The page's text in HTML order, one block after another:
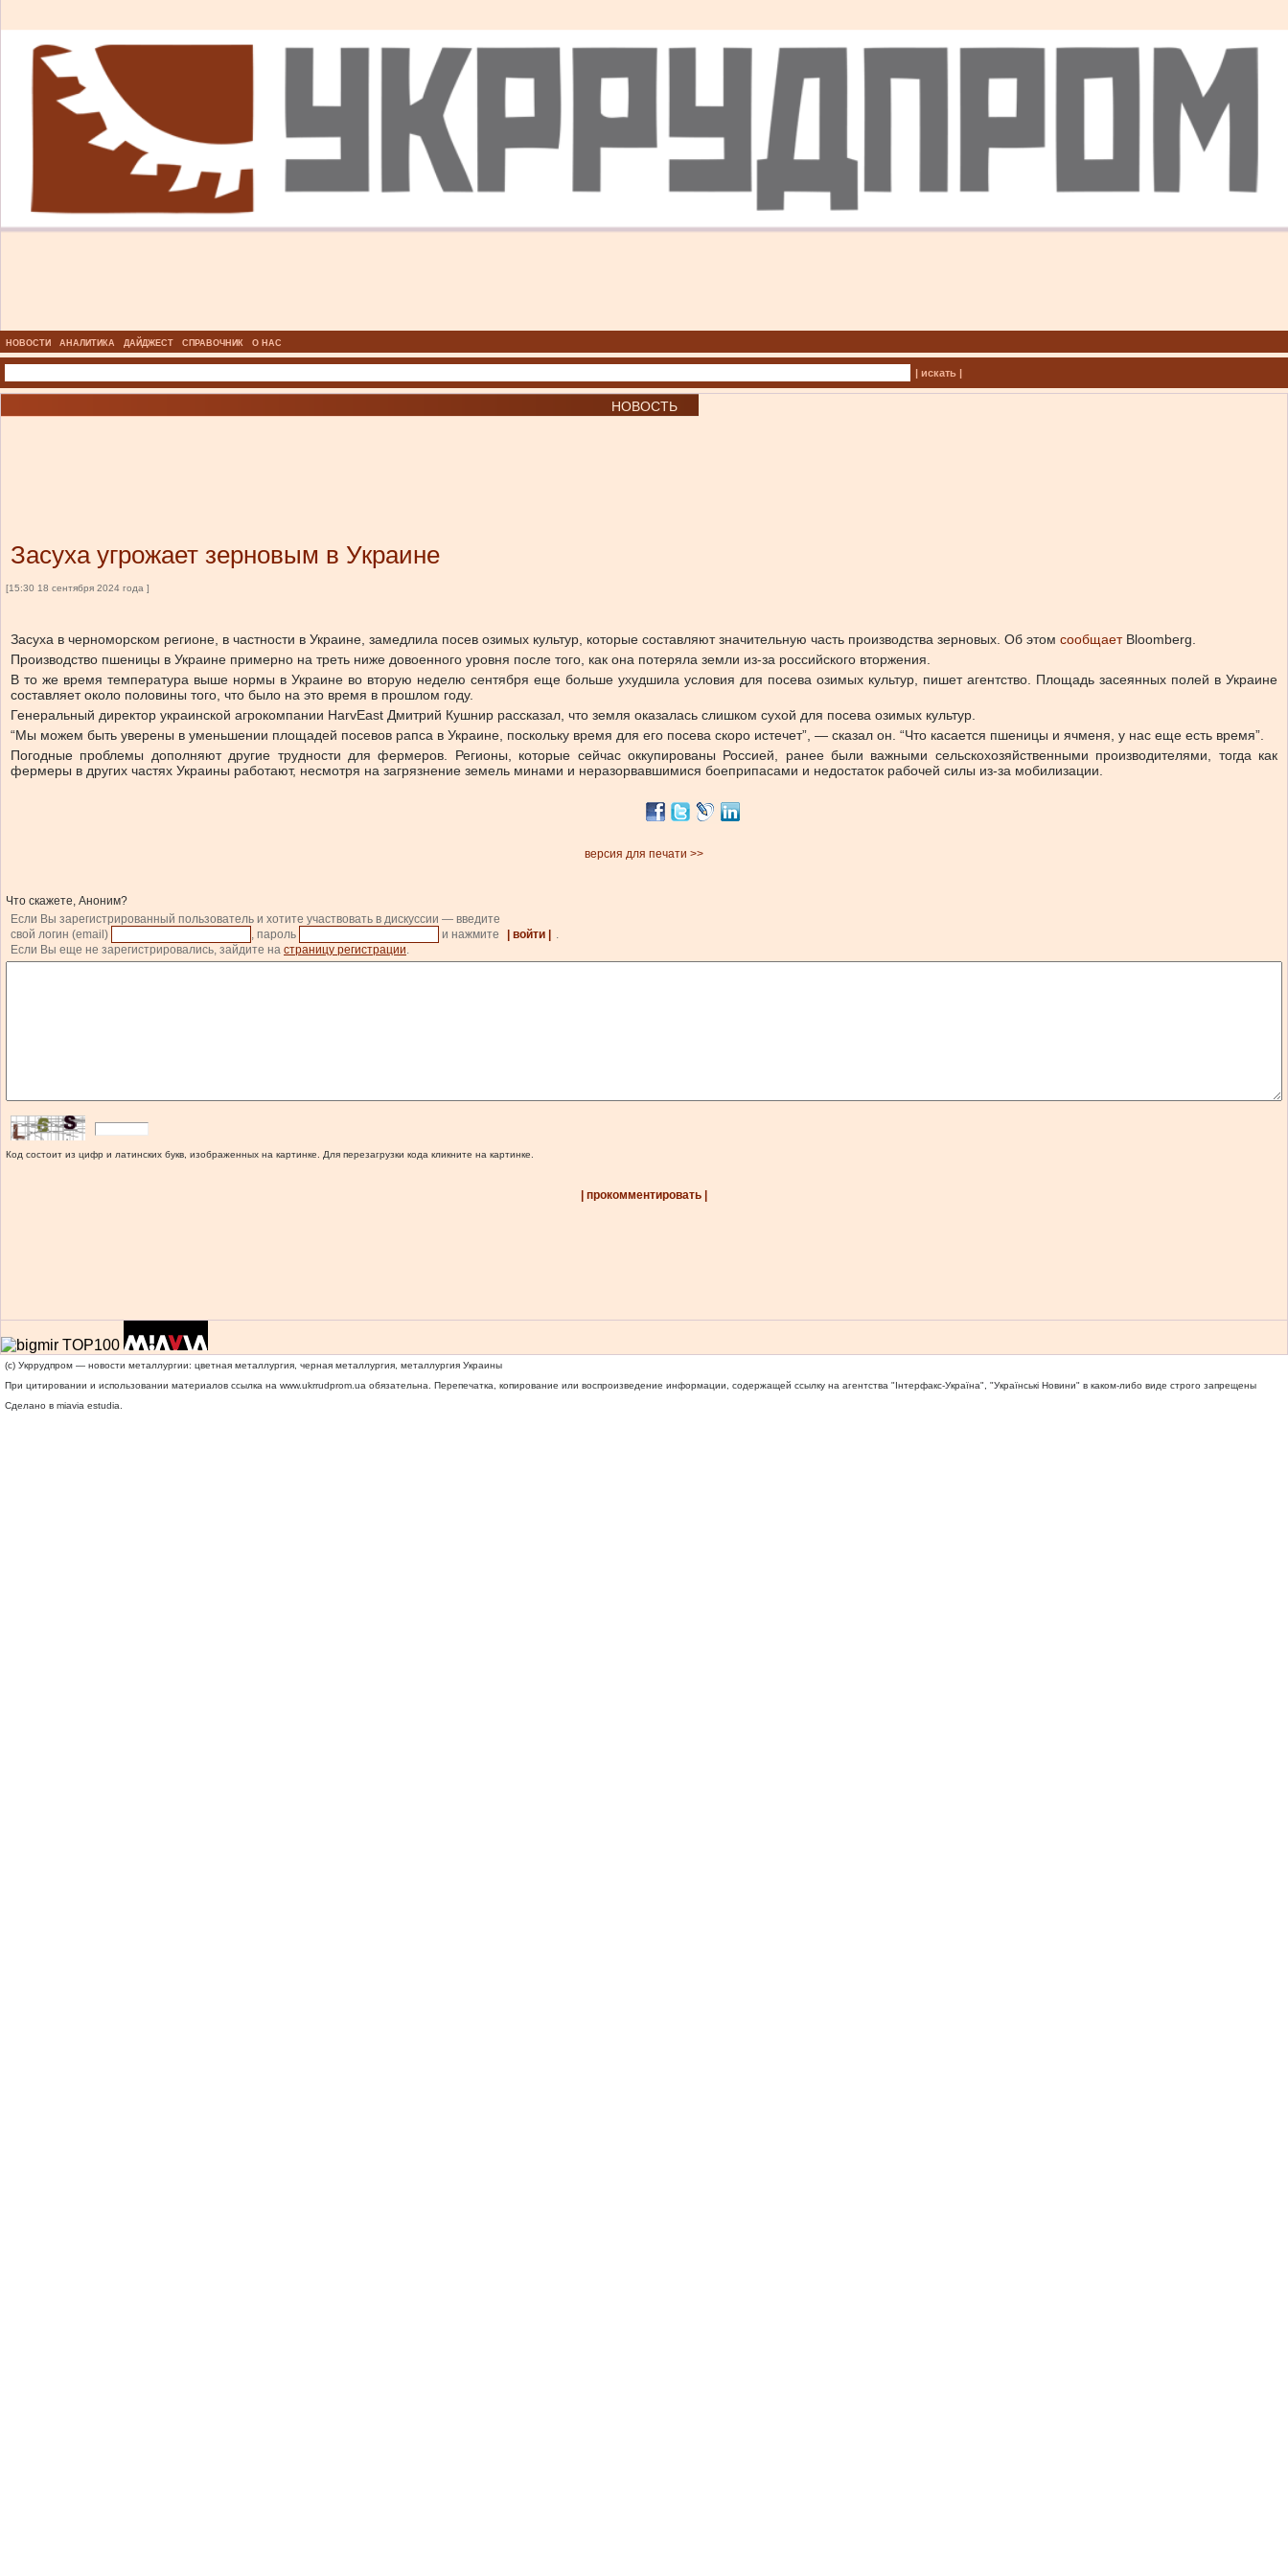
НОВОСТИ АНАЛИТИКА ДАЙДЖЕСТ СПРАВОЧНИК О НАС
| искать |
НОВОСТЬ
Засуха угрожает зерновым в Украине
[15:30 18 сентября 2024 года ]
Засуха в черноморском регионе, в частности в Украине, замедлила посев озимых культур, которые составляют значительную часть производства зерновых. Об этом сообщает Bloomberg.
Производство пшеницы в Украине примерно на треть ниже довоенного уровня после того, как она потеряла земли из-за российского вторжения.
В то же время температура выше нормы в Украине во вторую неделю сентября еще больше ухудшила условия для посева озимых культур, пишет агентство. Площадь засеянных полей в Украине
составляет около половины того, что было на это время в прошлом году.
Генеральный директор украинской агрокомпании HarvEast Дмитрий Кушнир рассказал, что земля оказалась слишком сухой для посева озимых культур.
“Мы можем быть уверены в уменьшении площадей посевов рапса в Украине, поскольку время для его посева скоро истечет”, — сказал он. “Что касается пшеницы и ячменя, у нас еще есть время”.
Погодные проблемы дополняют другие трудности для фермеров. Регионы, которые сейчас оккупированы Россией, ранее были важными сельскохозяйственными производителями, тогда как
фермеры в других частях Украины работают, несмотря на загрязнение земель минами и неразорвавшимися боеприпасами и недостаток рабочей силы из-за мобилизации.
версия для печати >>
Что скажете, Аноним?
Если Вы зарегистрированный пользователь и хотите участвовать в дискуссии — введите
свой логин (email)
, пароль и нажмите | войти |
.
Если Вы еще не зарегистрировались, зайдите на страницу регистрации.
Код состоит из цифр и латинских букв, изображенных на картинке. Для перезагрузки кода кликните на картинке.
| прокомментировать |
(c) Укррудпром — новости металлургии: цветная металлургия, черная металлургия, металлургия Украины
При цитировании и использовании материалов ссылка на www.ukrrudprom.ua обязательна. Перепечатка, копирование или воспроизведение информации, содержащей ссылку на агентства "Iнтерфакс-Україна", "Українськi Новини" в каком-либо виде строго запрещены
Сделано в miavia estudia.